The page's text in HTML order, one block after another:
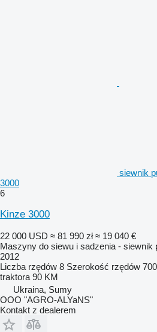
siewnik
3000
6
Kinze 3000
22 000 USD ≈ 81 990 zł ≈ 19 040 €
Maszyny do siewu i sadzenia -
2012
Liczba rzędów 8 Szerokość rzędów
traktora 90 KM
Ukraina, Sumy
OOO "AGRO-ALYaNS"
Kontakt z dealerem